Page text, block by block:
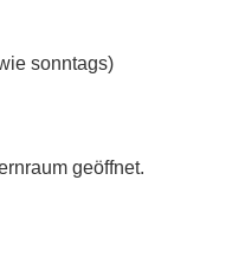
sonntags)
geöffnet.